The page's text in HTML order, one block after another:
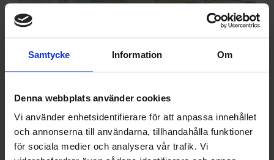
Samtycke Information Om
Denna webbplats använder cookies
Vi använder enhetsidentifierare för att anpassa innehållet
och annonserna till användarna, tillhandahålla funktioner
för sociala medier och analysera vår trafik. Vi